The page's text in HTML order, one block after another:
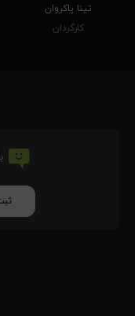
تینا پاکروان
کارگردان